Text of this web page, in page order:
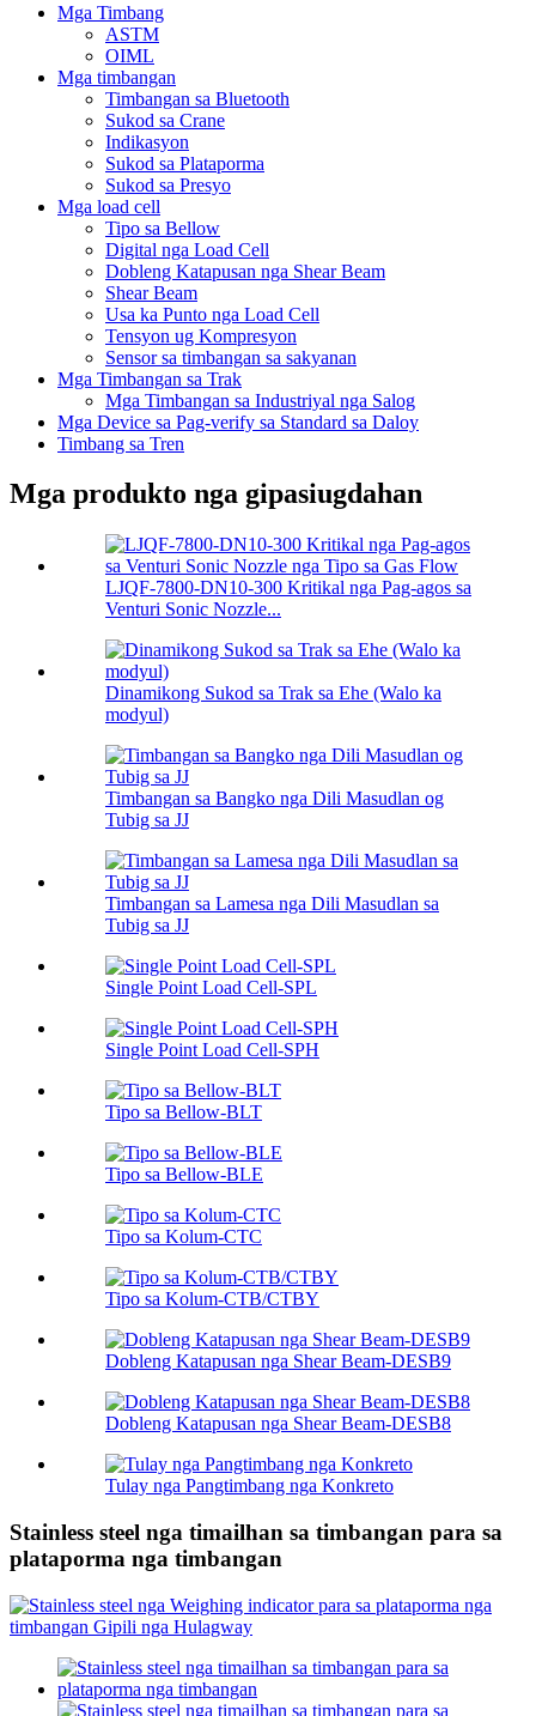
Mga Timbang
ASTM
OIML
Mga timbangan
Timbangan sa Bluetooth
Sukod sa Crane
Indikasyon
Sukod sa Plataporma
Sukod sa Presyo
Mga load cell
Tipo sa Bellow
Digital nga Load Cell
Dobleng Katapusan nga Shear Beam
Shear Beam
Usa ka Punto nga Load Cell
Tensyon ug Kompresyon
Sensor sa timbangan sa sakyanan
Mga Timbangan sa Trak
Mga Timbangan sa Industriyal nga Salog
Mga Device sa Pag-verify sa Standard sa Daloy
Timbang sa Tren
Mga produkto nga gipasiugdahan
LJQF-7800-DN10-300 Kritikal nga Pag-agos sa
Venturi Sonic Nozzle...
Dinamikong Sukod sa Trak sa Ehe (Walo ka
modyul)
Timbangan sa Bangko nga Dili Masudlan og
Tubig sa JJ
Timbangan sa Lamesa nga Dili Masudlan sa
Tubig sa JJ
Single Point Load Cell-SPL
Single Point Load Cell-SPH
Tipo sa Bellow-BLT
Tipo sa Bellow-BLE
Tipo sa Kolum-CTC
Tipo sa Kolum-CTB/CTBY
Dobleng Katapusan nga Shear Beam-DESB9
Dobleng Katapusan nga Shear Beam-DESB8
Tulay nga Pangtimbang nga Konkreto
Stainless steel nga timailhan sa timbangan para sa
plataporma nga timbangan